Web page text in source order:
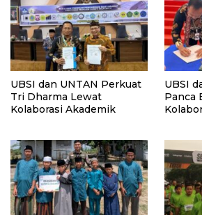
UBSI dan UNTAN Perkuat
Tri Dharma Lewat
Kolaborasi Akademik
UBSI
Panca